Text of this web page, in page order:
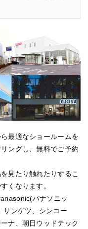
最適なショールームを
ングし、無料でご予約
見たり触れたりするこ
くなります。
パナソニッ
サンゲツ、シンコー
ナ、朝日ウッドテック